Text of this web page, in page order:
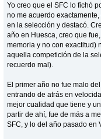
Yo creo que el SFC lo fichó
no me acuerdo
en la selección y destacó.
año en Huesca, creo que
memoria y no con exactitud)
aquella competición de la
recuerdo mal).
El primer año no fue malo
entrando de atrás en
mejor cualidad que tiene y
partir de ahí, fue de más a
SFC, y lo del año pasado en